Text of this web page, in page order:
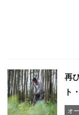
再
ト
オ